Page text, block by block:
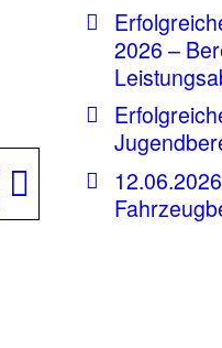
Nächster
Beitrag:
2026 –